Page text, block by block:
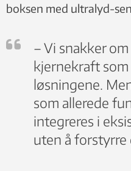
boksen med ultralyd-
– Vi snakker
kjernekraft
løsningene.
som allerede
integreres i
uten å